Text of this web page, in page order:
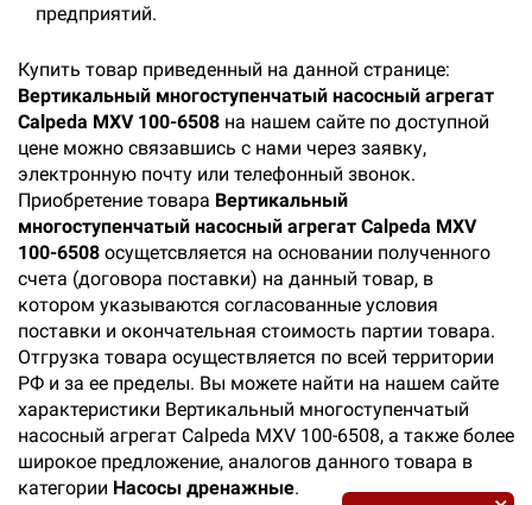
предприятий.
Купить товар приведенный на данной странице:
Вертикальный многоступенчатый насосный агрегат
Calpeda MXV 100-6508 на нашем сайте по доступной
цене можно связавшись с нами через заявку,
электронную почту или телефонный звонок.
Приобретение товара Вертикальный
многоступенчатый насосный агрегат Calpeda MXV
100-6508 осущетсвляется на основании полученного
счета (договора поставки) на данный товар, в
котором указываются согласованные условия
поставки и окончательная стоимость партии товара.
Отгрузка товара осуществляется по всей территории
РФ и за ее пределы. Вы можете найти на нашем сайте
характеристики Вертикальный многоступенчатый
насосный агрегат Calpeda MXV 100-6508, а также более
широкое предложение, аналогов данного товара в
категории Насосы дренажные.